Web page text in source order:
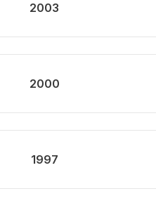
2003
2000
1997